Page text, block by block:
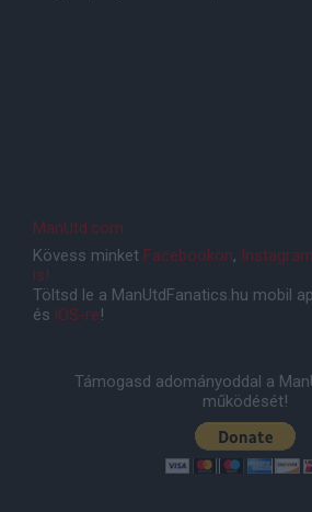
ManUtd.com
Kövess minket Facebookon,
is!
Töltsd le a ManUtdFanatics.hu mobil
és iOS-re!
Támogasd adományoddal a
működését!